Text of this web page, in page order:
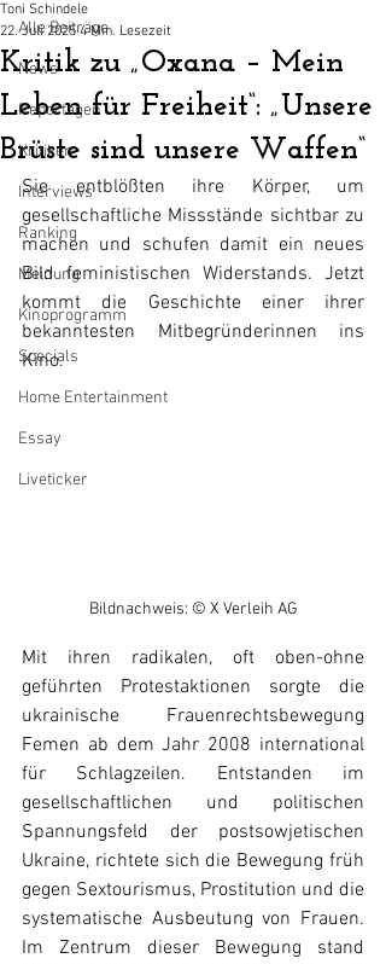
Alle Beiträge
News
Reportagen
Kritiken
Interviews
Ranking
Meinung
Kinoprogramm
Specials
Home Entertainment
Essay
Liveticker
Kritik zu „Oxana – Mein
Leben für Freiheit“: „Unsere
Brüste sind unsere Waffen“
Toni Schindele
22. Juli 2025 4 Min. Lesezeit
Sie entblößten ihre Körper, um
gesellschaftliche Missstände sichtbar zu
machen und schufen damit ein neues
Bild feministischen Widerstands. Jetzt
kommt die Geschichte einer ihrer
bekanntesten Mitbegründerinnen ins
Kino.
Bildnachweis: © X Verleih AG
Mit ihren radikalen, oft oben-ohne
geführten Protestaktionen sorgte die
ukrainische Frauenrechtsbewegung
Femen ab dem Jahr 2008 international
für Schlagzeilen. Entstanden im
gesellschaftlichen und politischen
Spannungsfeld der postsowjetischen
Ukraine, richtete sich die Bewegung früh
gegen Sextourismus, Prostitution und die
systematische Ausbeutung von Frauen.
Im Zentrum dieser Bewegung stand